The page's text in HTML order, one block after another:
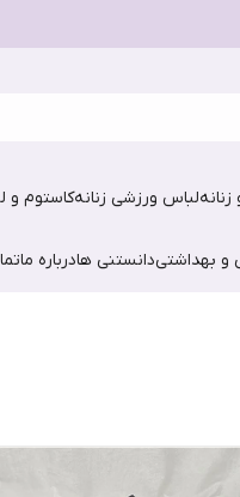
زنانهلباس ورزشی زنانهکاستوم و
و بهداشتیدانستنی هادرباره ما